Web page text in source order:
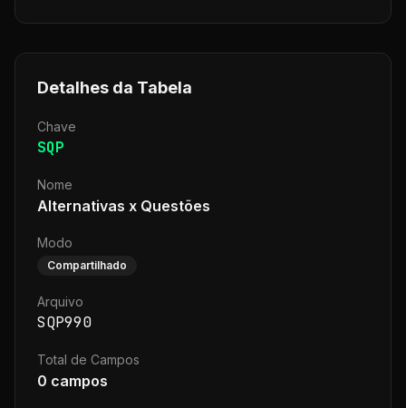
Detalhes da Tabela
Chave
SQP
Nome
Alternativas x Questões
Modo
Compartilhado
Arquivo
SQP990
Total de Campos
0 campos